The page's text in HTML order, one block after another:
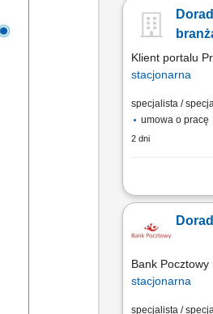
obsługi klientów
Klient portalu
stacjonarna
specjalista /
umowa o pracę
2 dni
Aktywne
dopasowywanie
Sprzedaż
firm z sektora
Bank Pocztowy
stacjonarna
specjalista /